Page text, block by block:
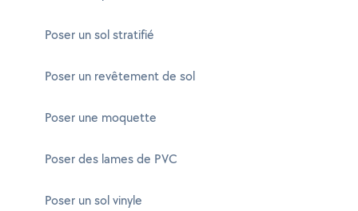
Poser un sol stratifié
Poser un revêtement de sol
Poser une moquette
Poser des lames de PVC
Poser un sol vinyle